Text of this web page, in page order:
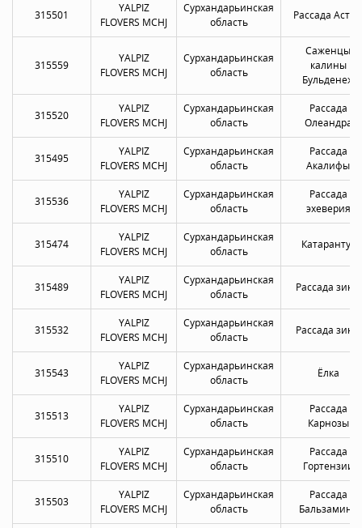
315501
YALPIZ
FLOVERS MCHJ
Сурхандарьинская
область
Рассада Астры
315559
YALPIZ
FLOVERS MCHJ
Сурхандарьинская
область
Саженцы
калины
Бульденеж
315520
YALPIZ
FLOVERS MCHJ
Сурхандарьинская
область
Рассада
Олеандра
315495
YALPIZ
FLOVERS MCHJ
Сурхандарьинская
область
Рассада
Акалифы
315536
YALPIZ
FLOVERS MCHJ
Сурхандарьинская
область
Рассада
эхеверия
315474
YALPIZ
FLOVERS MCHJ
Сурхандарьинская
область
Катарантус
315489
YALPIZ
FLOVERS MCHJ
Сурхандарьинская
область
Рассада зины
315532
YALPIZ
FLOVERS MCHJ
Сурхандарьинская
область
Рассада зины
315543
YALPIZ
FLOVERS MCHJ
Сурхандарьинская
область
Ёлка
315513
YALPIZ
FLOVERS MCHJ
Сурхандарьинская
область
Рассада
Карнозы
315510
YALPIZ
FLOVERS MCHJ
Сурхандарьинская
область
Рассада
Гортензии
315503
YALPIZ
FLOVERS MCHJ
Сурхандарьинская
область
Рассада
Бальзамина